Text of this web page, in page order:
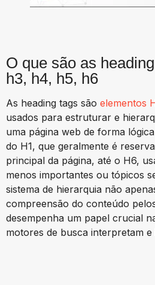
O que são as
h3, h4, h5, h6
As heading tags são elementos
usados para estruturar e
uma página web de forma
do H1, que geralmente é
principal da página, até o H6,
menos importantes ou tópicos
sistema de hierarquia não
compreensão do conteúdo
desempenha um papel crucial
motores de busca interpretam e